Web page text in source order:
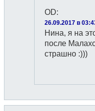
OD:
26.09.2017 в
Нина, я на
после
страшно :)))